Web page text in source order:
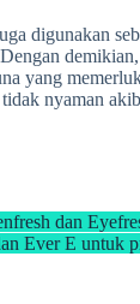
digunakan
yang
nyaman
dan
Ever E untuk